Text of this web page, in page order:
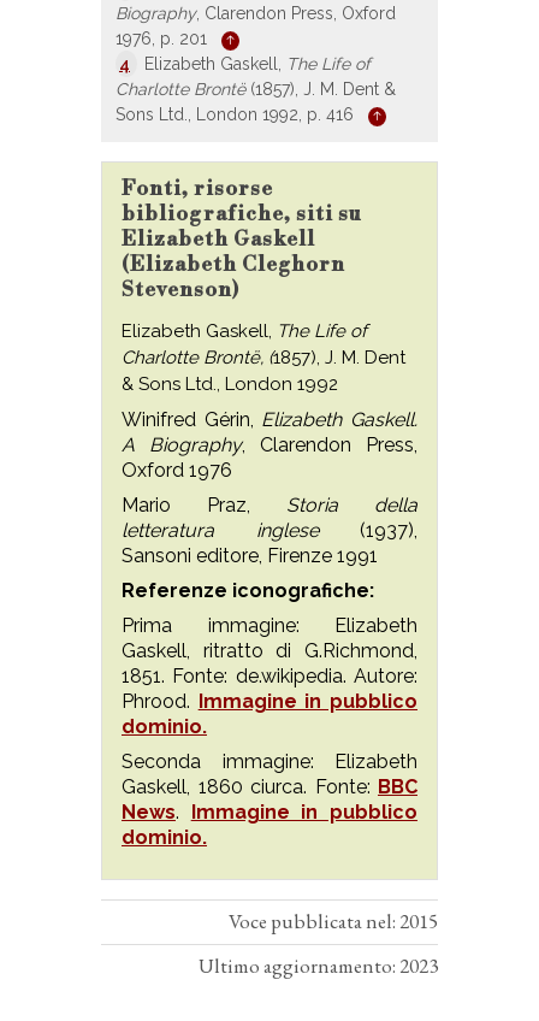
Biography, Clarendon Press, Oxford
1976, p. 201
4
Elizabeth Gaskell,
The Life of
Charlotte Brontë(1857), J. M. Dent &
Sons Ltd., London 1992, p. 416
Fonti, risorse
bibliografiche, siti su
Elizabeth Gaskell
(Elizabeth Cleghorn
Stevenson)
Elizabeth Gaskell, The Life of
Charlotte Brontë, (1857), J. M. Dent
& Sons Ltd., London 1992
Winifred Gérin, Elizabeth Gaskell.
A Biography, Clarendon Press,
Oxford 1976
Mario Praz, Storia della
letteratura inglese (1937),
Sansoni editore, Firenze 1991
Referenze iconografiche:
Prima immagine: Elizabeth
Gaskell, ritratto di G.Richmond,
1851. Fonte: de.wikipedia. Autore:
Phrood. Immagine in pubblico
dominio.
Seconda immagine: Elizabeth
Gaskell, 1860 ciurca. Fonte: BBC
News. Immagine in pubblico
dominio.
Voce pubblicata nel: 2015
Ultimo aggiornamento: 2023